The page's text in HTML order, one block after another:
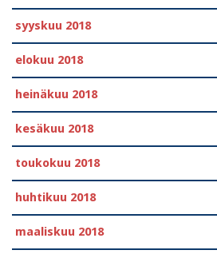
syyskuu 2018
elokuu 2018
heinäkuu 2018
kesäkuu 2018
toukokuu 2018
huhtikuu 2018
maaliskuu 2018